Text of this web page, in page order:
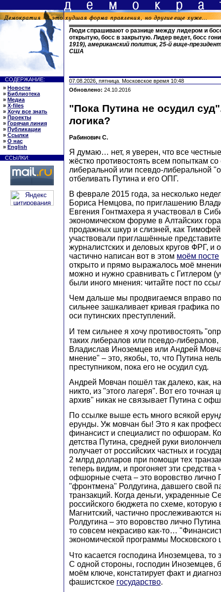
Люди спрашивают о разнице между лидером и
открытую, босс в закрытую. Лидер ведет, босс
1919), американский политик, 25-й вице-
США
СОДЕРЖАНИЕ:
» Новости
» Библиотека
» Медиа
» X-files
» Хочу все знать
» Проекты
» Горячая линия
» Публикации
» Ссылки
» О нас
» English
ССЫЛКИ:
07.08.2026, пятница. Московское время 10:48
Обновлено: 24.10.2016
"Пока Путина не осудил
логика?
Рабинович С.
Я думаю… нет, я уверен, что все
жёстко противостоять всем попыткам
либеральной или псевдо-либеральной
отбеливать Путина и его ОПГ.
В феврале 2015 года, за несколько
Бориса Немцова, по приглашению
Евгения Гонтмахера я участвовал в
экономическом форуме в Алтайских
продажных шкур и слизней, как
участвовали приглашённые
журналистских и деловых кругов ФРГ, и
частично написан вот в этом моём посте
открыто и прямо выражалось моё
можно и нужно сравнивать с Гитлером
были иного мнения: читайте пост по
Чем дальше мы продвигаемся вправо
сильнее зашкаливает кривая графика
оси путинских преступлений.
И тем сильнее я хочу противостоять
таких либералов или псевдо-либералов,
Владислав Иноземцев или Андрей
мнение" – это, якобы, то, что Путина
преступником, пока его не осудил суд.
Андрей Мовчан пошёл так далеко, как,
никто, из "этого лагеря". Вот его точная
архив" никак не связывает Путина с
По ссылке выше есть много всякой
ерунды. Уж мовчан бы! Это я как
финансист и специалист по офшорам.
детства Путина, средней руки
получает от российских частных и
2 млрд долларов при помощи тех
теперь видим, и прогоняет эти средства
офшорные счета – это воровство лично
"фронтмена" Ролдугина, давшего свой
транзакций. Когда деньги, украденные
российского бюджета по схеме, которую
Магнитский, частично прослеживаются
Ролдугина – это воровство лично
то совсем некрасиво как-то…
экономической программы Московского
Что касается господина Иноземцева, то
С одной стороны, господин Иноземцев,
моём ключе, констатирует факт и
фашистское государство.